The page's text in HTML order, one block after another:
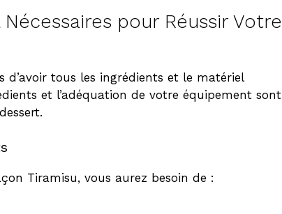
pour Réussir Votre
d’avoir tous les ingrédients et le matériel
et l’adéquation de votre équipement sont
Tiramisu, vous aurez besoin de :